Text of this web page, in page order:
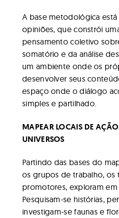
A base metodológica
opiniões, que constrói
pensamento coletivo
somatório e da análise
um ambiente onde os
desenvolver seus
espaço onde o diálogo
simples e partilhado.
MAPEAR LOCAIS DE
UNIVERSOS
Partindo das bases do
os grupos de trabalho, os
promotores, exploram
Pesquisam-se histórias,
investigam-se faunas e